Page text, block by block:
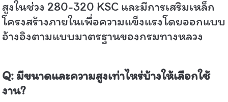
สูงในช่วง 280-320 KSC และมีการเสริมเหล็ก
โครงสร้างภายในเพื่อความแข็งแรงโดยออกแบบ
อ้างอิงตามแบบมาตรฐานของกรมทางหลวง
Q: มีขนาดและความสูงเท่าไหร่บ้างให้เลือกใช้
งาน?